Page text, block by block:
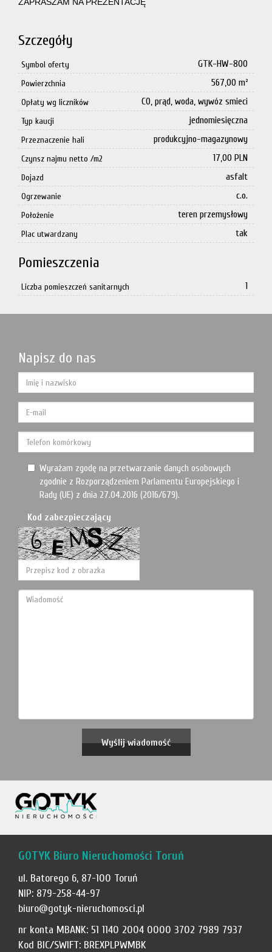
ZAPRASZAM NA PREZENTACJĘ
Szczegóły
Symbol oferty GTK-HW-800
Powierzchnia 567,00 m²
Opłaty wg liczników CO, prąd, woda, wywóz smieci
Typ kaucji jednomiesięczna
Przeznaczenie hali produkcyjno-magazynowy
Czynsz najmu netto /m2 17,00 PLN
Dojazd asfalt
Ogrzewanie c.o.
Położenie teren przemysłowy
Plac utwardzany tak
Pomieszczenia
Liczba pomieszczeń sanitarnych 1
Napisz do nas
Wyrażam zgodę na przetwarzanie danych osobowych
zgodnie z Rozporządzeniem Parlamentu Europejskiego i
Rady (UE) z dnia 27.04.2016 (2016/679).
Kod zabezpieczający
GOTYK Biuro Nieruchomości Toruń
ul. Batorego 6, 87-100 Toruń
NIP: 879-258-44-97
biuro@gotyk-nieruchomosci.pl
nr konta MBANK: 51 1140 2004 0000 3702 7989 7937
Kod BIC/SWIFT: BREXPLPWMBK